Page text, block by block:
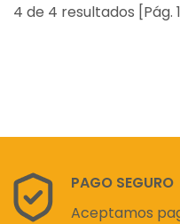
4 de 4 resultados [Pág.
PAGO SEGURO
Aceptamos